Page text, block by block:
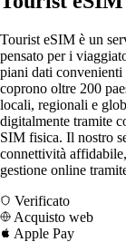
Tourist eSIM è un
pensato per i
piani dati convenienti
coprono oltre 200
locali, regionali e
digitalmente tramite
SIM fisica. Il nostro
connettività
gestione online
Verificato
Acquisto web
Apple Pay